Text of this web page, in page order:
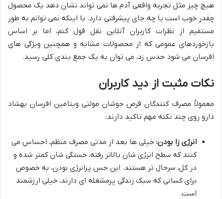
هیچ چیز مثل تجربه واقعی آدم ها نمی تواند نشان دهد یک محصول
چقدر خوب است یا چه جای پیشرفتی دارد. با اینکه نمی توانم به طور
مستقیم از نظرات کاربران آنلاین نقل قول کنم، اما بر اساس
بازخوردهای عمومی که از محصولات مشابه و همچنین ویژگی های
افرسان می شود حدس زد، می توان به یک جمع بندی کلی رسید.
نکات مثبت از دید کاربران
معمولاً مصرف کنندگان قرص جوشان مولتی ویتامین افرسان بهشاد
دارو روی چند نکته مهم تاکید دارند:
انرژی زا بودن: خیلی ها بعد از مدتی مصرف منظم، احساس می
کنند که سطح انرژی شان بالاتر رفته، خستگی شان کمتر شده و
در کل، سرحال تر هستند. این حس پرانرژی بودن، به خصوص
برای کسانی که سبک زندگی پرمشغله ای دارند، خیلی ارزشمند
است.